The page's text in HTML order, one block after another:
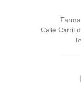
Calle Carril